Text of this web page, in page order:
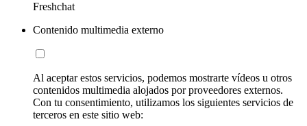
Freshchat
Contenido multimedia externo
Al aceptar estos servicios, podemos mostrarte vídeos u otros
contenidos multimedia alojados por proveedores externos.
Con tu consentimiento, utilizamos los siguientes servicios de
terceros en este sitio web: